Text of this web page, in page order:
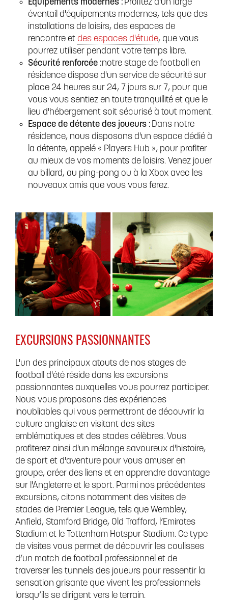
Équipements modernes : Profitez d'un large
éventail d'équipements modernes, tels que des
installations de loisirs, des espaces de
rencontre et des espaces d'étude, que vous
pourrez utiliser pendant votre temps libre.
Sécurité renforcée :notre stage de football en
résidence dispose d'un service de sécurité sur
place 24 heures sur 24, 7 jours sur 7, pour que
vous vous sentiez en toute tranquillité et que le
lieu d'hébergement soit sécurisé à tout moment.
Espace de détente des joueurs : Dans notre
résidence, nous disposons d'un espace dédié à
la détente, appelé « Players Hub », pour profiter
au mieux de vos moments de loisirs. Venez jouer
au billard, au ping-pong ou à la Xbox avec les
nouveaux amis que vous vous ferez.
EXCURSIONS PASSIONNANTES
L'un des principaux atouts de nos stages de
football d'été réside dans les excursions
passionnantes auxquelles vous pourrez participer.
Nous vous proposons des expériences
inoubliables qui vous permettront de découvrir la
culture anglaise en visitant des sites
emblématiques et des stades célèbres. Vous
profiterez ainsi d'un mélange savoureux d'histoire,
de sport et d'aventure pour vous amuser en
groupe, créer des liens et en apprendre davantage
sur l'Angleterre et le sport. Parmi nos précédentes
excursions, citons notamment des visites de
stades de Premier League, tels que Wembley,
Anfield, Stamford Bridge, Old Trafford, l’Emirates
Stadium et le Tottenham Hotspur Stadium. Ce type
de visites vous permet de découvrir les coulisses
d’un match de football professionnel et de
traverser les tunnels des joueurs pour ressentir la
sensation grisante que vivent les professionnels
lorsqu’ils se dirigent vers le terrain.